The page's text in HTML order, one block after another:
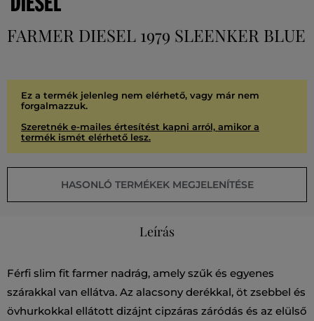
FARMER DIESEL 1979 SLEENKER BLUE
Ez a termék jelenleg nem elérhető, vagy már nem
forgalmazzuk.
Szeretnék e-mailes értesítést kapni arról, amikor a
termék ismét elérhető lesz.
HASONLÓ TERMÉKEK MEGJELENÍTÉSE
Leírás
Férfi slim fit farmer nadrág, amely szűk és egyenes
szárakkal van ellátva. Az alacsony derékkal, öt zsebbel és
övhurkokkal ellátott dizájnt cipzáras záródás és az elülső